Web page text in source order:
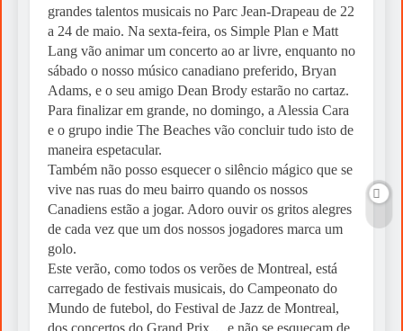
grandes talentos musicais no Parc Jean-Drapeau de 22
a 24 de maio. Na sexta-feira, os Simple Plan e Matt
Lang vão animar um concerto ao ar livre, enquanto no
sábado o nosso músico canadiano preferido, Bryan
Adams, e o seu amigo Dean Brody estarão no cartaz.
Para finalizar em grande, no domingo, a Alessia Cara
e o grupo indie The Beaches vão concluir tudo isto de
maneira espetacular.
Também não posso esquecer o silêncio mágico que se
vive nas ruas do meu bairro quando os nossos
Canadiens estão a jogar. Adoro ouvir os gritos alegres
de cada vez que um dos nossos jogadores marca um
golo.
Este verão, como todos os verões de Montreal, está
carregado de festivais musicais, do Campeonato do
Mundo de futebol, do Festival de Jazz de Montreal,